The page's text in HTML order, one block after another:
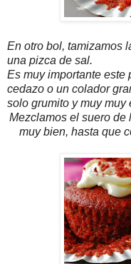
En otro bol, tamizamos
una pizca de sal.
Es muy importante este
cedazo o un colador
solo grumito y muy muy
Mezclamos el suero de
muy bien, hasta que